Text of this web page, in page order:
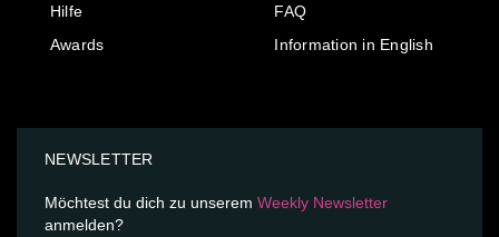
Hilfe
Awards
FAQ
Information in English
NEWSLETTER
Möchtest du dich zu unserem Weekly Newsletter
anmelden?